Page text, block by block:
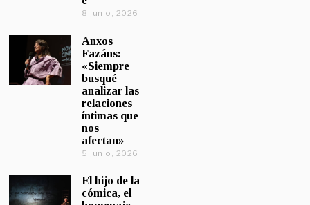
8 junio, 2026
Anxos
Fazáns:
«Siempre
busqué
analizar las
relaciones
íntimas que
nos
afectan»
5 junio, 2026
El hijo de la
cómica, el